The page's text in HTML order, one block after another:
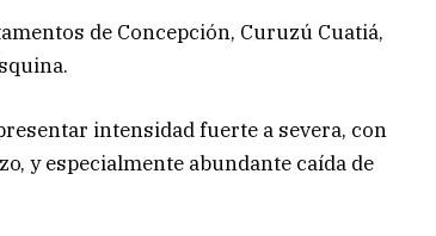
de Concepción, Curuzú Cuatiá,
intensidad fuerte a severa, con
y especialmente abundante caída de